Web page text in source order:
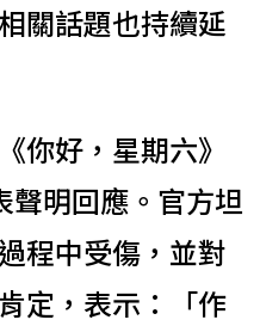
關話題也持續延
你好，星期六》
聲明回應。官方坦
程中受傷，並對
定，表示：「作